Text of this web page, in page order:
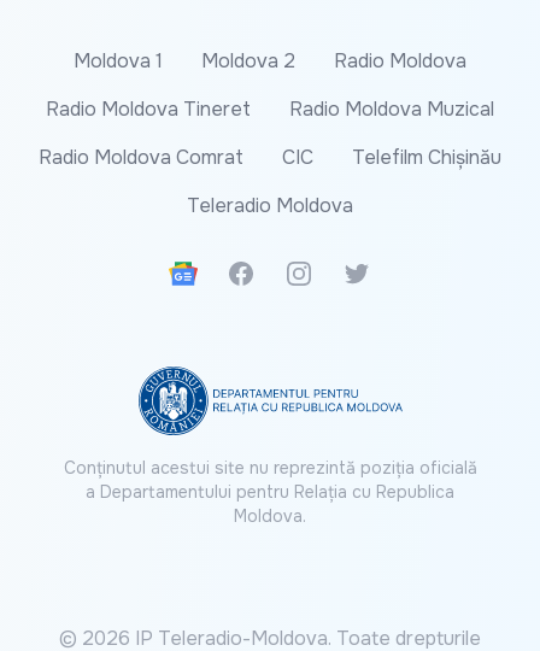
Moldova 1 Moldova 2
Radio Moldova
Radio Moldova Tineret
Radio Moldova Muzical
Radio Moldova Comrat
CIC
Telefilm Chișinău
Teleradio Moldova
Google News
FacebookInstagramTwitter
Conținutul acestui site nu reprezintă poziția oficială
a Departamentului pentru Relația cu Republica
Moldova.
© 2026 IP Teleradio-Moldova. Toate drepturile